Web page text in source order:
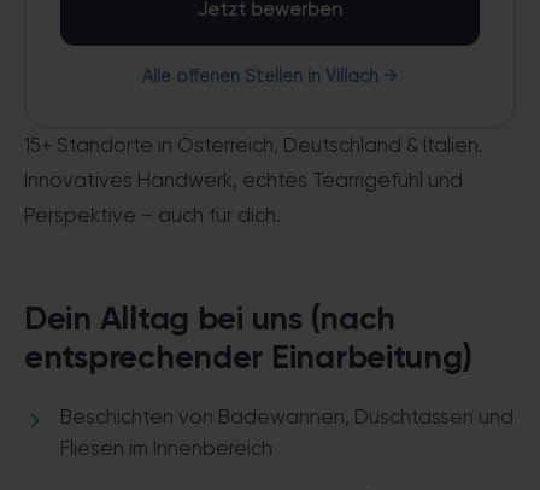
15+ Standorte in Österreich, Deutschland & Italien.
Innovatives Handwerk, echtes Teamgefühl und
Perspektive – auch für dich.
Dein Alltag bei uns (nach
entsprechender Einarbeitung)
Beschichten von Badewannen, Duschtassen und
Fliesen im Innenbereich
Jetzt bewerben
Alle offenen Stellen in Villach →